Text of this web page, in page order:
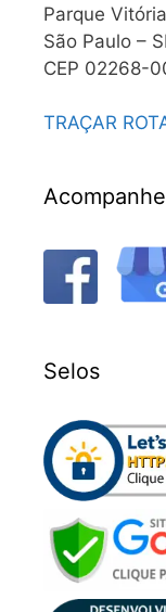
Parque Vitória
São Paulo –
CEP 02268-
TRAÇAR
Selos